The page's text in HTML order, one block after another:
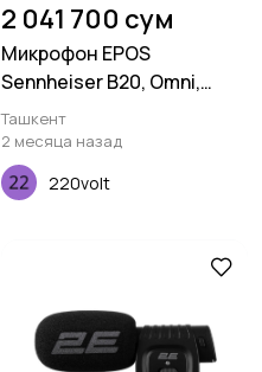
2 041 700 сум
Микрофон EPOS
Sennheiser B20, Omni,
USB-A, grey
Ташкент
2 месяца назад
220volt